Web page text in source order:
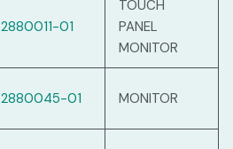
2880011-01
TOUCH
PANEL
MONITOR
2880045-01 MONITOR